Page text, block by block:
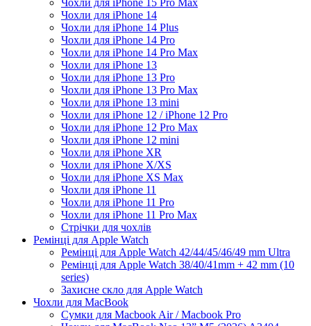
Чохли для iPhone 15 Pro Max
Чохли для iPhone 14
Чохли для iPhone 14 Plus
Чохли для iPhone 14 Pro
Чохли для iPhone 14 Pro Max
Чохли для iPhone 13
Чохли для iPhone 13 Pro
Чохли для iPhone 13 Pro Max
Чохли для iPhone 13 mini
Чохли для iPhone 12 / iPhone 12 Pro
Чохли для iPhone 12 Pro Max
Чохли для iPhone 12 mini
Чохли для iPhone XR
Чохли для iPhone X/XS
Чохли для iPhone XS Max
Чохли для iPhone 11
Чохли для iPhone 11 Pro
Чохли для iPhone 11 Pro Max
Стрічки для чохлів
Ремінці для Apple Watch
Ремінці для Apple Watch 42/44/45/46/49 mm Ultra
Ремінці для Apple Watch 38/40/41mm + 42 mm (10
series)
Захисне скло для Apple Watch
Чохли для MacBook
Сумки для Macbook Air / Macbook Pro